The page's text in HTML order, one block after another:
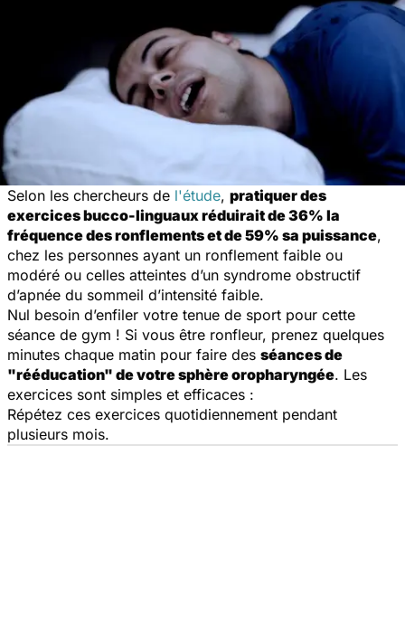
Selon les chercheurs de l'étude, pratiquer des
exercices bucco-linguaux réduirait de 36% la
fréquence des ronflements et de 59% sa puissance,
chez les personnes ayant un ronflement faible ou
modéré ou celles atteintes d’un syndrome obstructif
d’apnée du sommeil d’intensité faible.
Nul besoin d’enfiler votre tenue de sport pour cette
séance de gym ! Si vous être ronfleur, prenez quelques
minutes chaque matin pour faire des séances de
"rééducation" de votre sphère oropharyngée. Les
exercices sont simples et efficaces :
Répétez ces exercices quotidiennement pendant
plusieurs mois.